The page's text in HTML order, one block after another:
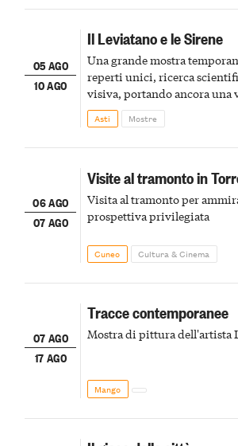
05 AGO
10 AGO
Il Leviatano e le Sirene
Una grande mostra
reperti unici, ricerca
visiva, portando ancora una
della scena le meraviglie del
Asti Mostre
06 AGO
07 AGO
Visite al tramonto in
Visita al tramonto per
prospettiva privilegiata
Cuneo Cultura & Cinema
07 AGO
17 AGO
Tracce contemporanee
Mostra di pittura dell'artista
Mango